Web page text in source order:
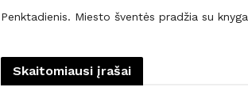
Penktadienis. Miesto šventės pradžia su knyga
Skaitomiausi įrašai